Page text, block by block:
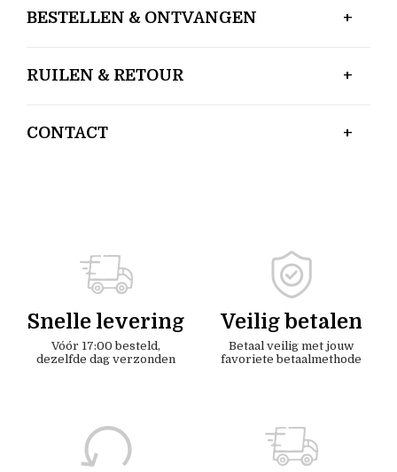
BESTELLEN & ONTVANGEN
RUILEN & RETOUR
CONTACT
Snelle levering
Vóór 17:00 besteld,
dezelfde dag verzonden
Veilig betalen
Betaal veilig met jouw
favoriete betaalmethode